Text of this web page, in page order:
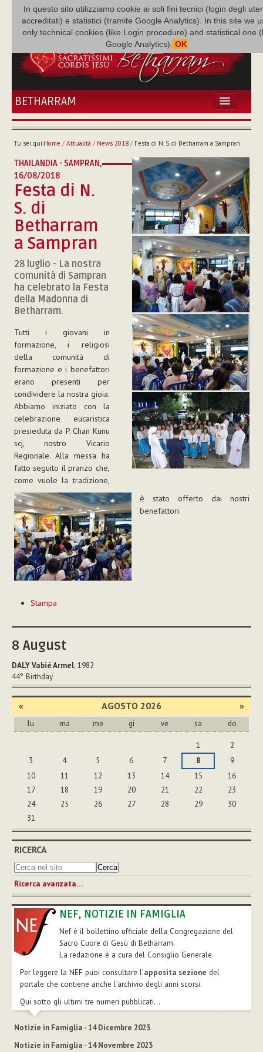
In questo sito utilizziamo cookie ai soli fini tecnici (login degli
accreditati) e statistici (tramite Google Analytics). In this site we
only technical cookies (like Login procedure) and statistical one
Google Analytics). OK
BETHARRAM
HOME
FAMIGLIA
MISSIONE
NEF
MEDIATECA
P. AUGUSTO ETCHECOPAR
Tu sei qui:Home / Attualità / News 2018/ Festa di N. S. di Betharram a Sampran
THAILANDIA - SAMPRAN,
16/08/2018
Festa di N.
S. di
Betharram
a Sampran
28 luglio - La nostra
comunità di Sampran
ha celebrato la Festa
della Madonna di
Betharram.
Tutti i giovani in
formazione, i religiosi
della comunità di
formazione e i benefattori
erano presenti per
condividere la nostra gioia.
Abbiamo iniziato con la
celebrazione eucaristica
presieduta da P. Chan Kunu
scj, nostro Vicario
Regionale. Alla messa ha
fatto seguito il pranzo che,
come vuole la tradizione,
è stato offerto dai nostri
benefattori.
Stampa
8 August
DALY Vabié Armel, 1982
44° Birthday
« AGOSTO 2026 »
lu ma me gi ve sa do
1
2
3
4 5 6 7 8
9
10
11 12 13 14 15
16
17
18 19 20 21 22
23
24
25 26 27 28 29
30
31
RICERCA
Ricerca avanzata…
NEF, NOTIZIE IN FAMIGLIA
Nef è il bollettino ufficiale della Congregazione del
Sacro Cuore di Gesù di Betharram.
La redazione è a cura del Consiglio Generale.
Per leggere la NEF puoi consultare l’apposita sezione del
portale che contiene anche l'archivio degli anni scorsi.
Qui sotto gli ultimi tre numeri pubblicati...
Notizie in Famiglia - 14 Dicembre 2023
Notizie in Famiglia - 14 Novembre 2023